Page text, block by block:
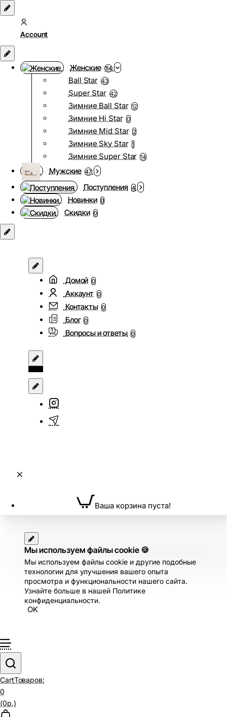
Account
Женские 114
Ball Star 43
Super Star 42
Зимние Ball Star 12
Зимние Hi Star 0
Зимние Mid Star 2
Зимние Sky Star 1
Зимние Super Star 14
Мужские 47
Поступления 4
Новинки 0
Скидки 0
Домой 0
Аккаунт 0
Контакты 0
Блог 0
Вопросы и ответы 0
Ваша корзина пуста!
Мы используем файлы cookie 🍪
Мы используем файлы cookie и другие подобные
технологии для улучшения вашего опыта
просмотра и функциональности нашего сайта.
Узнайте больше в нашей Политике
конфиденциальности.
OK
CartТоваров:
0
(0р.)